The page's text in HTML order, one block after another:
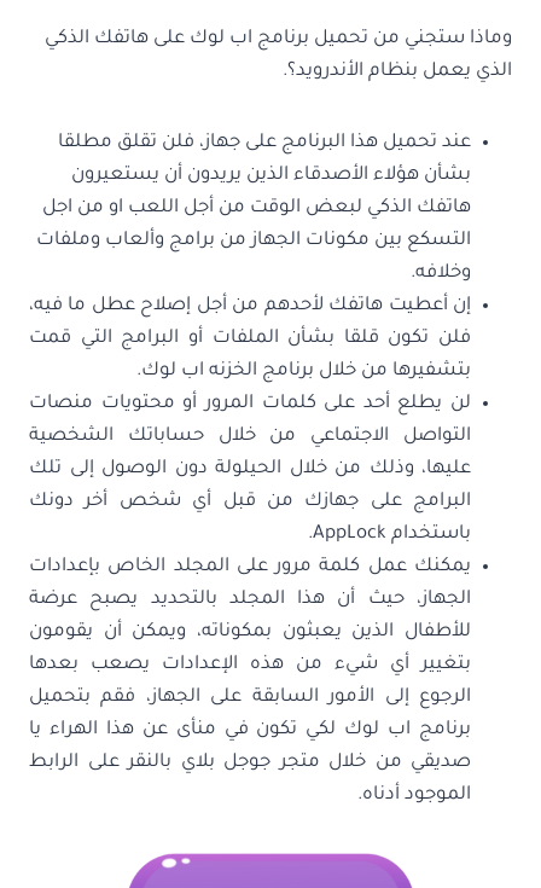
وماذا ستجني من تحميل برنامج اب لوك على هاتفك الذكي
الذي يعمل بنظام الأندرويد؟.
عند تحميل هذا البرنامج على جهاز، فلن تقلق مطلقا
بشأن هؤلاء الأصدقاء الذين يريدون أن يستعيرون
هاتفك الذكي لبعض الوقت من أجل اللعب او من اجل
التسكع بين مكونات الجهاز من برامج وألعاب وملفات
وخلافه.
إن أعطيت هاتفك لأحدهم من أجل إصلاح عطل ما فيه،
فلن تكون قلقا بشأن الملفات أو البرامج التي قمت
بتشفيرها من خلال برنامج الخزنه اب لوك.
لن يطلع أحد على كلمات المرور أو محتويات منصات
التواصل الاجتماعي من خلال حساباتك الشخصية
عليها، وذلك من خلال الحيلولة دون الوصول إلى تلك
البرامج على جهازك من قبل أي شخص أخر دونك
باستخدام AppLock.
يمكنك عمل كلمة مرور على المجلد الخاص بإعدادات
الجهاز، حيث أن هذا المجلد بالتحديد يصبح عرضة
للأطفال الذين يعبثون بمكوناته، ويمكن أن يقومون
بتغيير أي شيء من هذه الإعدادات يصعب بعدها
الرجوع إلى الأمور السابقة على الجهاز، فقم بتحميل
برنامج اب لوك لكي تكون في منأى عن هذا الهراء يا
صديقي من خلال متجر جوجل بلاي بالنقر على الرابط
الموجود أدناه.